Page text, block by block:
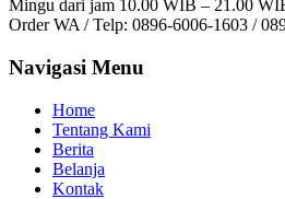
Mingu dari jam 10.00 WIB – 21.00
Order WA / Telp: 0896-6006-1603 /
Navigasi Menu
Home
Tentang Kami
Berita
Belanja
Kontak